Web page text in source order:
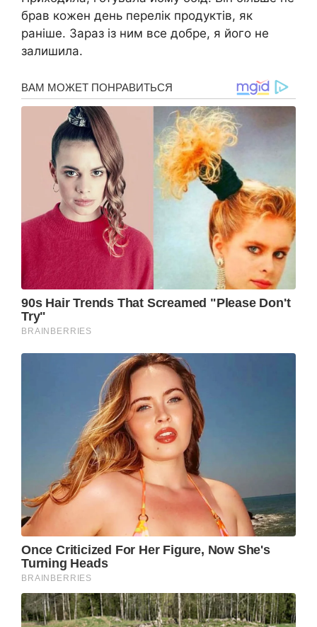
брав кожен день перелік продуктів, як
раніше. Зараз із ним все добре, я його не
залишила.